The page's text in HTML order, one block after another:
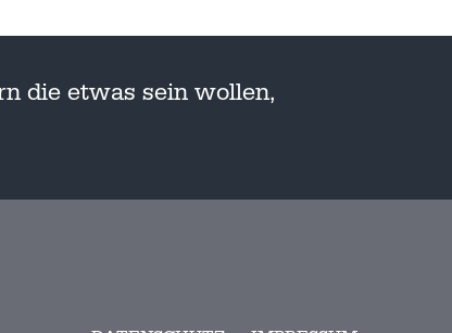
die etwas sein wollen,